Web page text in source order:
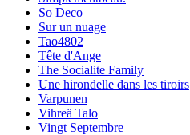
So Deco
Sur un nuage
Tao4802
Tête d'Ange
The Socialite Family
Une hirondelle dans les tiroirs
Varpunen
Vihreä Talo
Vingt Septembre